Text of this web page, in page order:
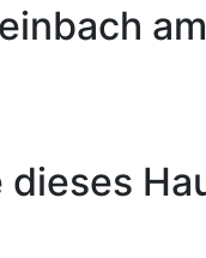
dieses